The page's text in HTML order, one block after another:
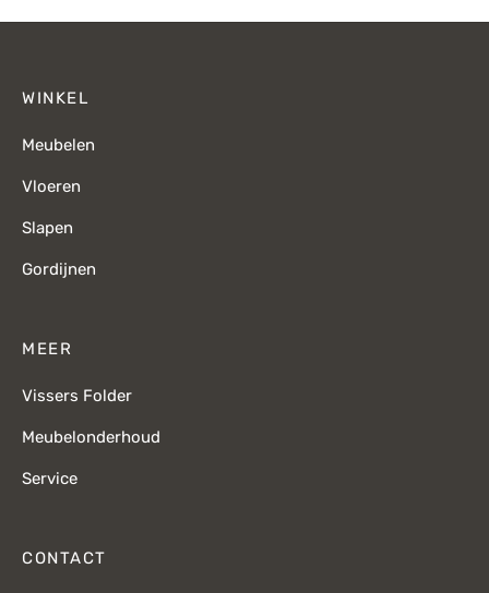
WINKEL
Meubelen
Vloeren
Slapen
Gordijnen
MEER
Vissers Folder
Meubelonderhoud
Service
CONTACT